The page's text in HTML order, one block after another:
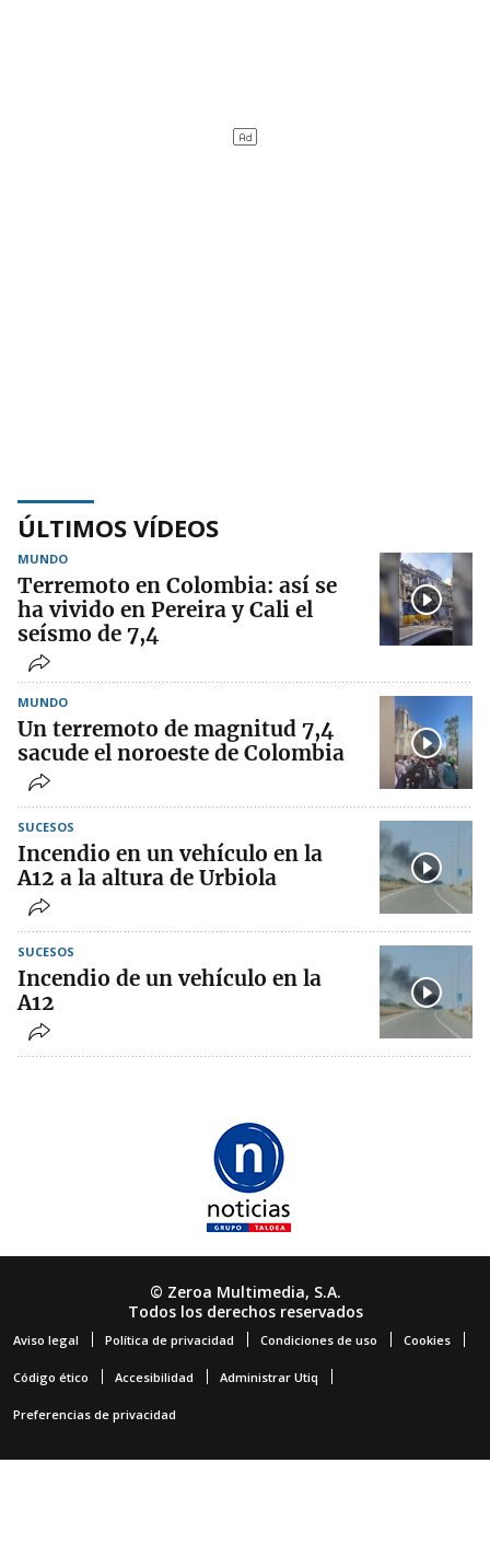
ÚLTIMOS VÍDEOS
MUNDO
Terremoto en Colombia: así se
ha vivido en Pereira y Cali el
seísmo de 7,4
MUNDO
Un terremoto de magnitud 7,4
sacude el noroeste de Colombia
SUCESOS
Incendio en un vehículo en la
A12 a la altura de Urbiola
SUCESOS
Incendio de un vehículo en la
A12
© Zeroa Multimedia, S.A.
Todos los derechos reservados
Aviso legal Política de privacidad Condiciones de uso Cookies
Código ético Accesibilidad Administrar Utiq
Preferencias de privacidad